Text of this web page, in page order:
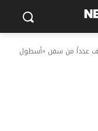
عدداً من سفن «أسطول